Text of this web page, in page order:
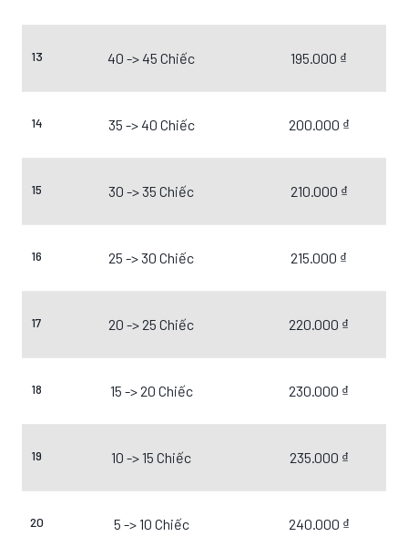
13 40 -> 45 Chiếc 195.000 ₫
14 35 -> 40 Chiếc 200.000 ₫
15 30 -> 35 Chiếc 210.000 ₫
16 25 -> 30 Chiếc 215.000 ₫
17 20 -> 25 Chiếc 220.000 ₫
18 15 -> 20 Chiếc 230.000 ₫
19 10 -> 15 Chiếc 235.000 ₫
20 5 -> 10 Chiếc 240.000 ₫